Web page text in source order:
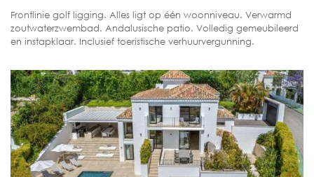
Frontlinie golf ligging. Alles ligt op één woonniveau. Verwarmd
zoutwaterzwembad. Andalusische patio. Volledig gemeubileerd
en instapklaar. Inclusief toeristische verhuurvergunning.